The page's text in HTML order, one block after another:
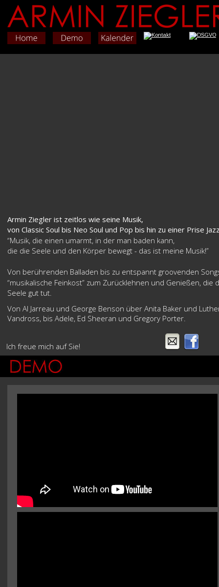
Armin Ziegler ist zeitlos wie seine Musik,
von Classic Soul bis Neo Soul und Pop bis hin zu einer Prise
“Musik, die einen umarmt, in der man baden kann,
die die Seele und den Körper bewegt - das ist meine Musik!”
Von berührenden Balladen bis zu entspannt groovenden
“musikalische Feinkost” zum Zurücklehnen und Genießen, die
Seele gut tut.
Von Al Jarreau und George Benson über Anita Baker und
Vandross, bis Adele, Ed Sheeran und Gregory Porter.
Ich freue mich auf Sie!